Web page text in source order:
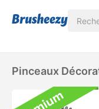
Pinceaux